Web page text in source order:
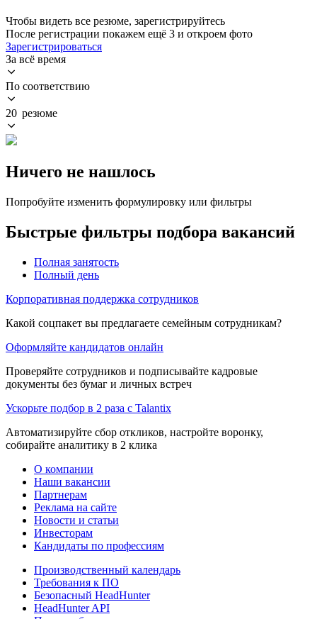
Чтобы видеть все резюме, зарегистрируйтесь
После регистрации покажем ещё 3 и откроем фото
Зарегистрироваться
За всё время
По соответствию
20 резюме
Ничего не нашлось
Попробуйте изменить формулировку или фильтры
Быстрые фильтры подбора вакансий
Полная занятость
Полный день
Корпоративная поддержка сотрудников
Какой соцпакет вы предлагаете семейным сотрудникам?
Оформляйте кандидатов онлайн
Проверяйте сотрудников и подписывайте кадровые
документы без бумаг и личных встреч
Ускорьте подбор в 2 раза с Talantix
Автоматизируйте сбор откликов, настройте воронку,
собирайте аналитику в 2 клика
О компании
Наши вакансии
Партнерам
Реклама на сайте
Новости и статьи
Инвесторам
Кандидаты по профессиям
Производственный календарь
Требования к ПО
Безопасный HeadHunter
HeadHunter API